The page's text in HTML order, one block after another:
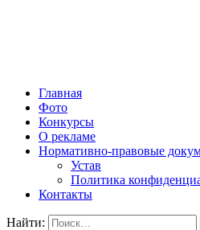
Главная
Фото
Конкурсы
О рекламе
Нормативно-правовые
Устав
Политика
Контакты
Найти: